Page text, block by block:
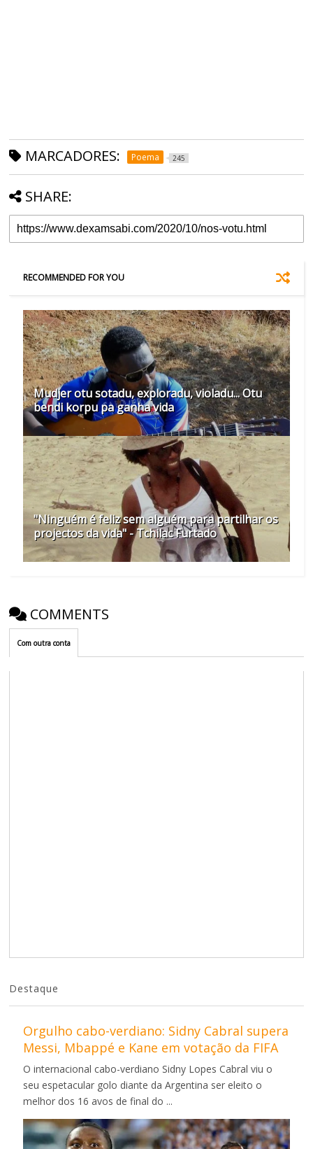
MARCADORES: Poema 245
SHARE:
RECOMMENDED FOR YOU
Mudjer otu sotadu, exploradu, violadu... Otu
bendi korpu pa ganha vida
"Ninguém é feliz sem alguém para partilhar os
projectos da vida" - Tchilac Furtado
COMMENTS
Com outra conta
Destaque
Orgulho cabo-verdiano: Sidny Cabral supera
Messi, Mbappé e Kane em votação da FIFA
O internacional cabo-verdiano Sidny Lopes Cabral viu o
seu espetacular golo diante da Argentina ser eleito o
melhor dos 16 avos de final do ...